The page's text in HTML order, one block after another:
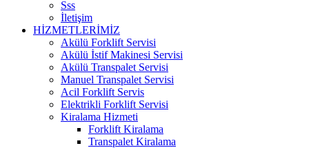
Sss
İletişim
HİZMETLERİMİZ
Akülü Forklift Servisi
Akülü İstif Makinesi Servisi
Akülü Transpalet Servisi
Manuel Transpalet Servisi
Acil Forklift Servis
Elektrikli Forklift Servisi
Kiralama Hizmeti
Forklift Kiralama
Transpalet Kiralama